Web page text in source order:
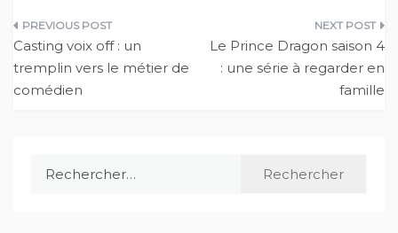
Navigation
de
l’article
Casting voix off : un
tremplin vers le métier de
comédien
Le Prince Dragon saison 4
: une série à regarder en
famille